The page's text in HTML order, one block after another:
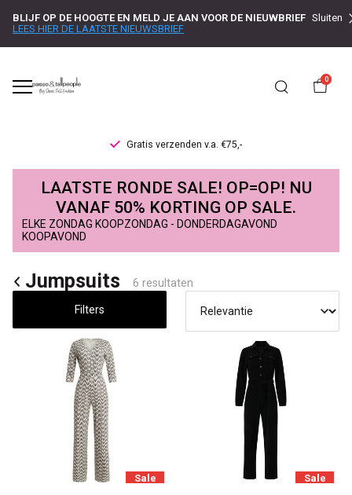
BLIJF OP DE HOOGTE EN MELD JE AAN VOOR DE NIEUWBRIEF
LEES HIER DE LAATSTE NIEUWSBRIEF
Sluiten
0
Gratis verzenden v.a. €75,-
Jumpsuits
Passo
LAATSTE RONDE SALE! OP=OP! NU
VANAF 50% KORTING OP SALE.
ELKE ZONDAG KOOPZONDAG - DONDERDAGAVOND
KOOPAVOND
Jumpsuits 6 resultaten
Filters
Sale Sale